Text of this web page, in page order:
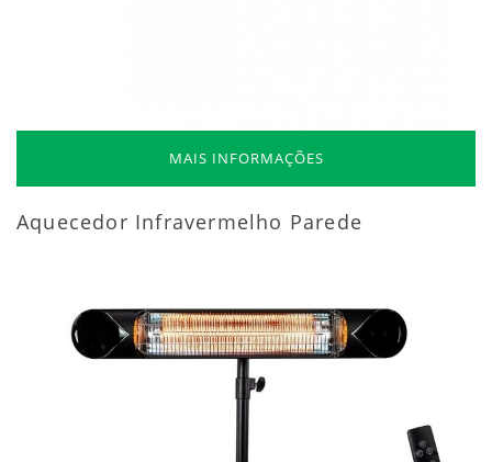
MAIS INFORMAÇÕES
Aquecedor Infravermelho Parede